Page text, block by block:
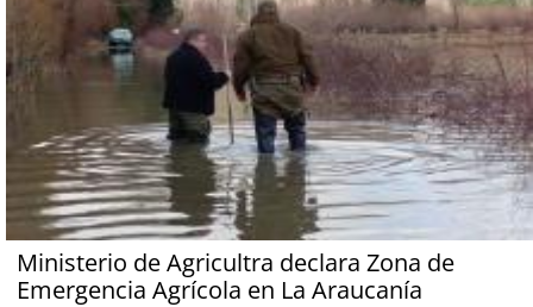
Ministerio de Agricultra declara Zona de
Emergencia Agrícola en La Araucanía